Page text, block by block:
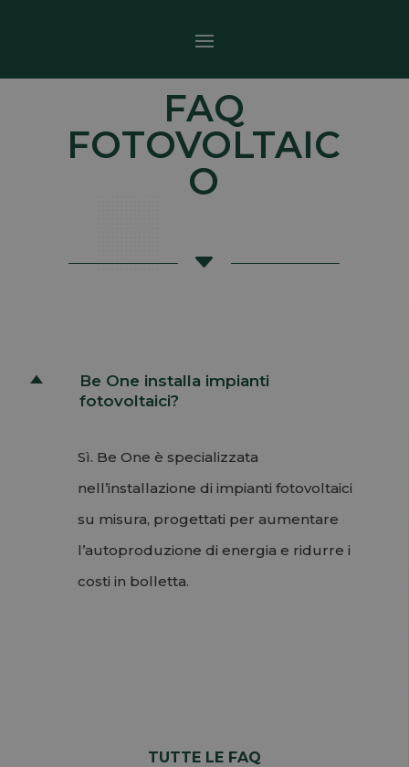
FAQ
FOTOVOLTAIC
O
C
D
Be One installa impianti
fotovoltaici?
Sì. Be One è specializzata
nell’installazione di impianti fotovoltaici
su misura, progettati per aumentare
l’autoproduzione di energia e ridurre i
costi in bolletta.
TUTTE LE FAQ